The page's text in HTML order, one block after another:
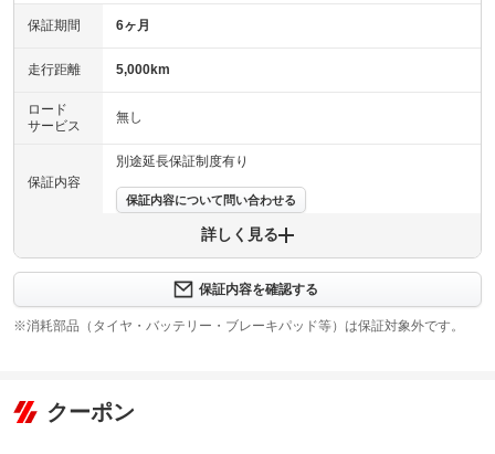
保証期間 6ヶ月
走行距離 5,000km
ロード
サービス
無し
保証内容
別途延長保証制度有り
保証内容について問い合わせる
上限金額 車両本体価格
保証修理
詳しく見る
保証内容を確認する
※消耗部品（タイヤ・バッテリー・ブレーキパッド等）は保証対象外です。
クーポン